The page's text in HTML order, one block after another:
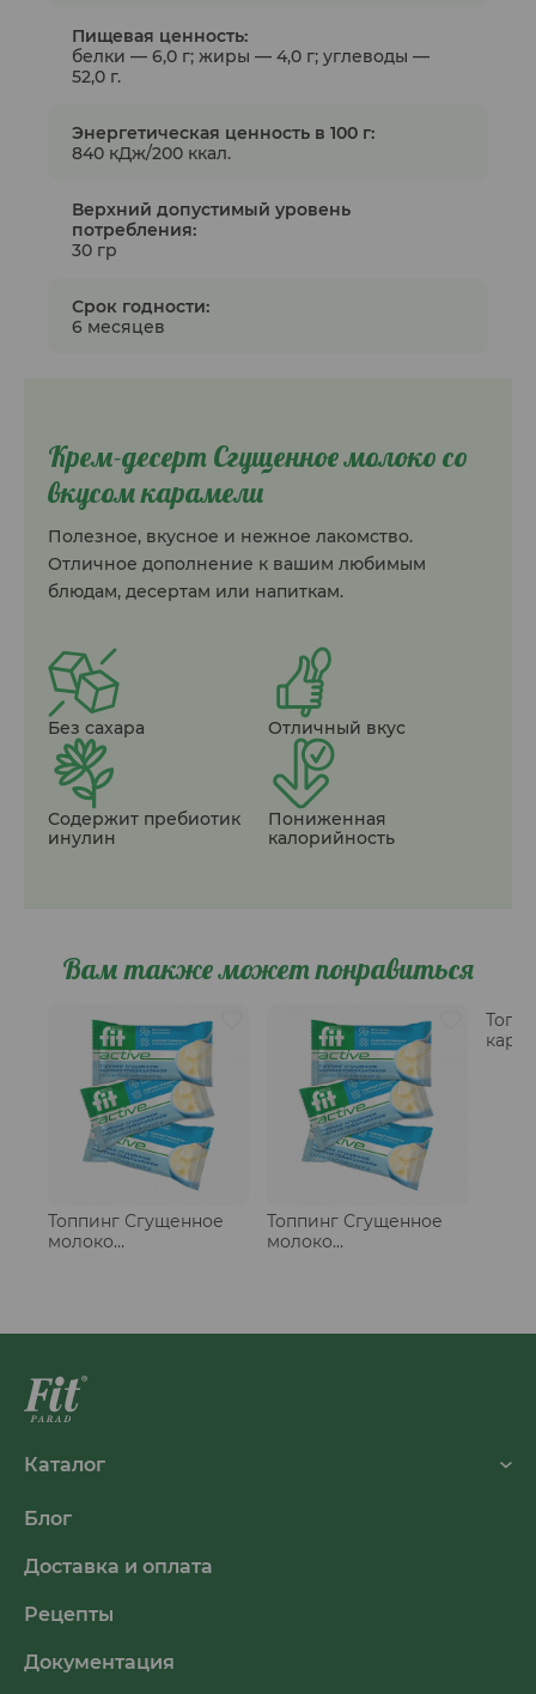
Пищевая ценность:
белки — 6,0 г; жиры — 4,0 г; углеводы —
52,0 г.
Энергетическая ценность в 100 г:
840 кДж/200 ккал.
Верхний допустимый уровень
потребления:
30 гр
Срок годности:
6 месяцев
Крем-десерт Сгущенное молоко со
вкусом карамели
Полезное, вкусное и нежное лакомство.
Отличное дополнение к вашим любимым
блюдам, десертам или напиткам.
Без сахара Отличный вкус
Содержит пребиотик
инулин
Пониженная
калорийность
Вам также может понравиться
Топпинг Сгущенное
молоко
Топпинг Сгущенное
молоко
Каталог
Блог
Доставка и оплата
Рецепты
Документация